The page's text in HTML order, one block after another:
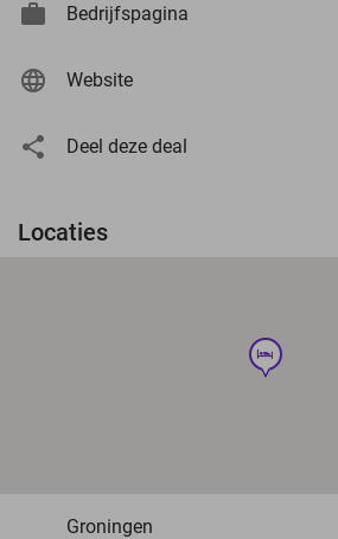
Bedrijfspagina
Website
Deel deze deal
Locaties
hotel
Groningen